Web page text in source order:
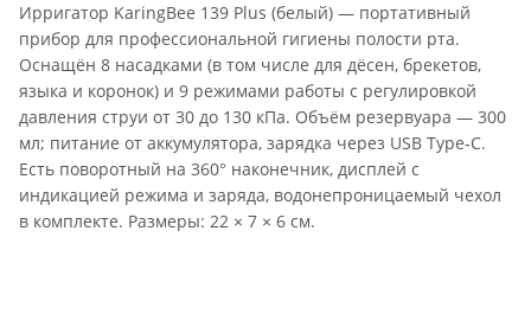
Ирригатор KaringBee 139 Plus (белый) — портативный
прибор для профессиональной гигиены полости рта.
Оснащён 8 насадками (в том числе для дёсен, брекетов,
языка и коронок) и 9 режимами работы с регулировкой
давления струи от 30 до 130 кПа. Объём резервуара — 300
мл; питание от аккумулятора, зарядка через USB Type‑C.
Есть поворотный на 360° наконечник, дисплей с
индикацией режима и заряда, водонепроницаемый чехол
в комплекте. Размеры: 22 × 7 × 6 см.